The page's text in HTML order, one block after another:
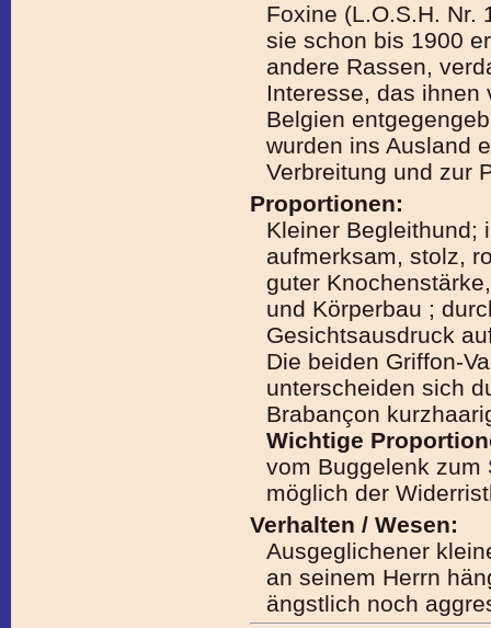
Foxine (L.O.S.H. Nr.
sie schon bis 1900
andere Rassen,
Interesse, das ihnen
Belgien
wurden ins Ausland
Verbreitung und zur
Proportionen:
Kleiner Begleithund;
aufmerksam, stolz,
guter
und Körperbau ;
Gesichtsausdruck
Die beiden Griffon-
unterscheiden sich
Brabançon
Wichtige
vom Buggelenk zum
möglich der
Verhalten / Wesen:
Ausgeglichener
an seinem Herrn
ängstlich noch